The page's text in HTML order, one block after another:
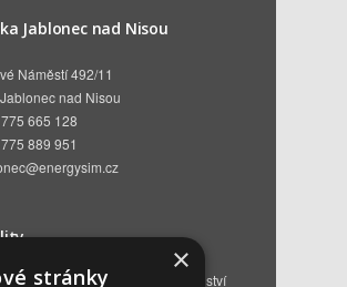
Jablonec nad Nisou
Náměstí 492/11
nad Nisou
665 128
889 951
pasy budov a dotační poradenství
×
stránky